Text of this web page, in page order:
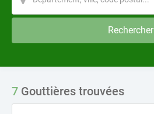
Rechercher
7 Gouttières trouvées